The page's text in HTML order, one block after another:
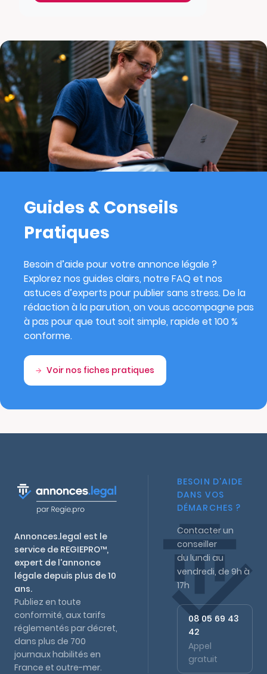
Guides & Conseils
Pratiques
Besoin d’aide pour votre annonce légale ?
Explorez nos guides clairs, notre FAQ et nos
astuces d’experts pour publier sans stress. De la
rédaction à la parution, on vous accompagne pas
à pas pour que tout soit simple, rapide et 100 %
conforme.
Voir nos fiches pratiques
Annonces.legal est le
service de REGIEPRO™,
expert de l'annonce
légale depuis plus de 10
ans.
Publiez en toute
conformité, aux tarifs
réglementés par décret,
dans plus de 700
journaux habilités en
France et outre-mer.
BESOIN D'AIDE
DANS VOS
DÉMARCHES ?
Contacter un
conseiller
du lundi au
vendredi, de 9h à
17h
08 05 69 43
42
Appel
gratuit